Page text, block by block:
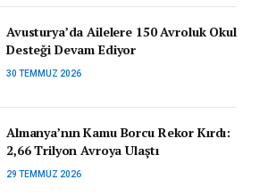
Avusturya’da Ailelere 150 Avroluk Okul
Desteği Devam Ediyor
30 TEMMUZ 2026
Almanya’nın Kamu Borcu Rekor Kırdı:
2,66 Trilyon Avroya Ulaştı
29 TEMMUZ 2026